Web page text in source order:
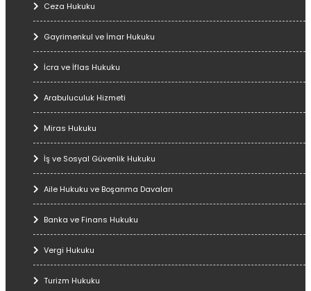
Ceza Hukuku
Gayrimenkul ve İmar Hukuku
İcra ve İflas Hukuku
Arabuluculuk Hizmeti
Miras Hukuku
İş ve Sosyal Güvenlik Hukuku
Aile Hukuku ve Boşanma Davaları
Banka ve Finans Hukuku
Vergi Hukuku
Turizm Hukuku